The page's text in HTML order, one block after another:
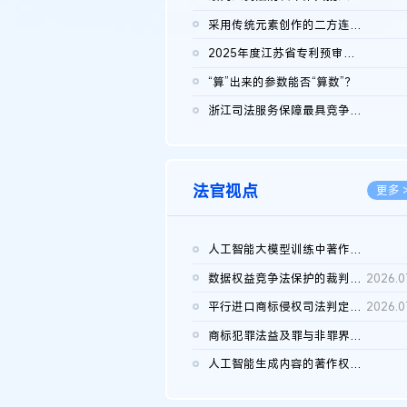
采用传统元素创作的二方连续装饰图案作品的独创性及侵权对比认定
2025年度江苏省专利预审典型案例
“算”出来的参数能否“算数”？
浙江司法服务保障最具竞争力营商环境建设典型案例（第二批）含侵...
法官视点 更多
人工智能大模型训练中著作权的合理使用
数据权益竞争法保护的裁判路径构建
平行进口商标侵权司法判定规则的困境与纾解
商标犯罪法益及罪与非罪界限研究
人工智能生成内容的著作权司法认定：演进逻辑、现实困境与规则建...